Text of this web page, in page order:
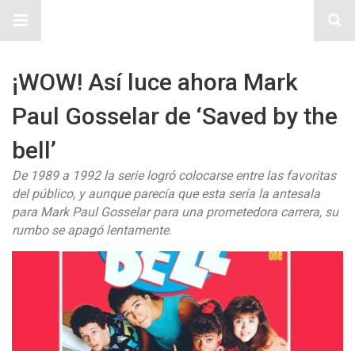
¡WOW! Así luce ahora Mark
Paul Gosselar de ‘Saved by the
bell’
De 1989 a 1992 la serie logró colocarse entre las favoritas
del público, y aunque parecía que esta sería la antesala
para Mark Paul Gosselar para una prometedora carrera, su
rumbo se apagó lentamente.